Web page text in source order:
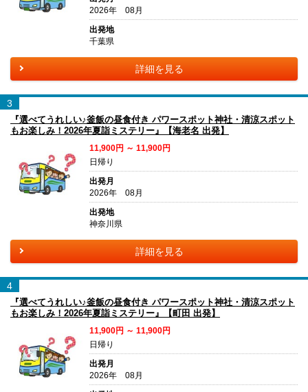
2026年 08月
出発地
千葉県
詳細を見る
3
『選べてうれしい♪釜飯の昼食付き パワースポット神社・清涼スポット
もお楽しみ！2026年夏詣ミステリー』【海老名 出発】
11,900円 ～ 11,900円
日帰り
出発月
2026年 08月
出発地
神奈川県
詳細を見る
4
『選べてうれしい♪釜飯の昼食付き パワースポット神社・清涼スポット
もお楽しみ！2026年夏詣ミステリー』【町田 出発】
11,900円 ～ 11,900円
日帰り
出発月
2026年 08月